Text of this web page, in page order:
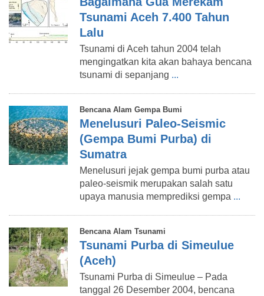
Tsunami Aceh 7.400 Tahun
Lalu
Tsunami di Aceh tahun 2004 telah
mengingatkan kita akan bahaya bencana
tsunami di sepanjang ...
Bencana Alam Gempa Bumi
Menelusuri Paleo-Seismic
(Gempa Bumi Purba) di
Sumatra
Menelusuri jejak gempa bumi purba atau
paleo-seismik merupakan salah satu
upaya manusia memprediksi gempa ...
Bencana Alam Tsunami
Tsunami Purba di Simeulue
(Aceh)
Tsunami Purba di Simeulue – Pada
tanggal 26 Desember 2004, bencana